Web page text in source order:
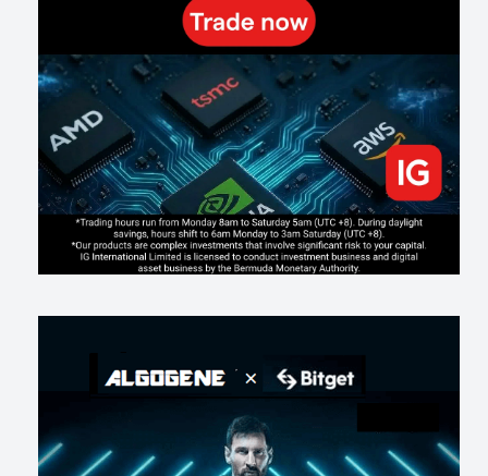
Making probabilistic model forecasts tamper-evident (and why it
changes evaluation)
203 2 0 2026-07-17
AI走出聊天室 三巨頭爭定義權
178 1 2026-07-16
《人生七年》揭真相：改掉這 5 種「窮人思維」，財富自然來
217 0 3 2026-07-15